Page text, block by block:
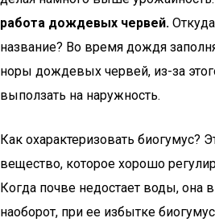
работа дождевых червей.
название? Во время дождя
норы дождевых червей, из-за
выползать на наружность.
Как охарактеризовать биогумус?
вещество, которое хорошо
Когда почве недостает воды, она
наоборот, при ее избытке